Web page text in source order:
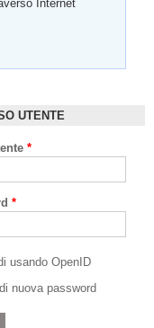
Internet
UTENTE
*
*
usando OpenID
nuova password